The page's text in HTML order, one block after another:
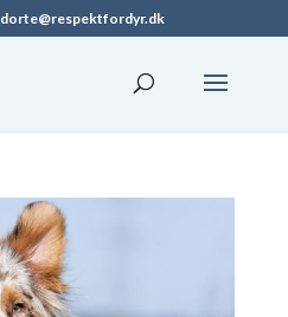
dorte@respektfordyr.dk